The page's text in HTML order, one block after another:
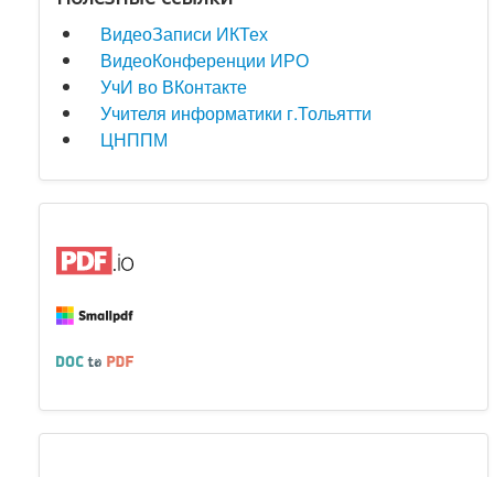
ВидеоЗаписи ИКТех
ВидеоКонференции ИРО
УчИ во ВКонтакте
Учителя информатики г.Тольятти
ЦНППМ